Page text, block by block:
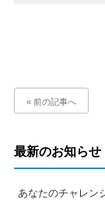
« 前の記事へ
最新のお知らせ
あなたのチャレン